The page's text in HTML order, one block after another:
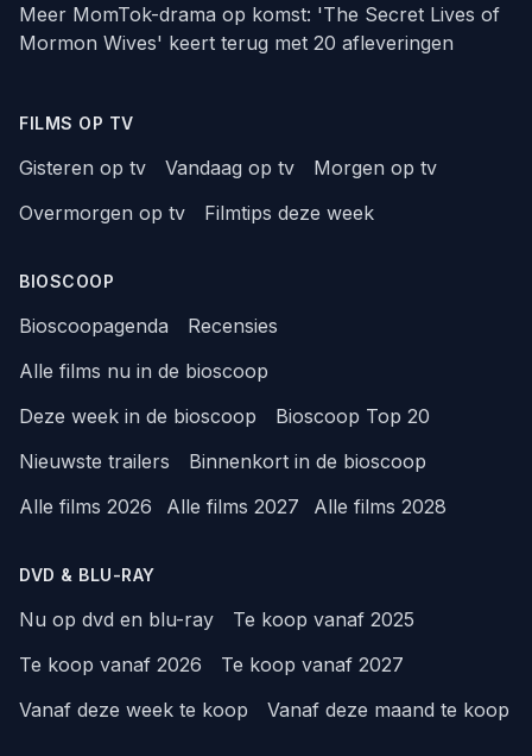
Meer MomTok-drama op komst: 'The Secret Lives of
Mormon Wives' keert terug met 20 afleveringen
FILMS OP TV
Gisteren op tv Vandaag op tv
Morgen op tv
Overmorgen op tv
Filmtips deze week
BIOSCOOP
Bioscoopagenda
Recensies
Alle films nu in de bioscoop
Deze week in de bioscoop
Bioscoop Top 20
Nieuwste trailers
Binnenkort in de bioscoop
Alle films 2026
Alle films 2027 Alle films 2028
DVD & BLU-RAY
Nu op dvd en blu-ray
Te koop vanaf 2025
Te koop vanaf 2026
Te koop vanaf 2027
Vanaf deze week te koop
Vanaf deze maand te koop